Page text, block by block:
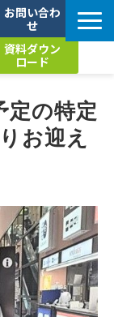
お問い合わ
せ
資料ダウン
ロード
定の特定
お迎え